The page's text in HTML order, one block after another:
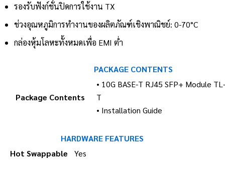
รองรับฟังก์ชั่นปิดการใช้งาน TX
ช่วงอุณหภูมิการทำงานของผลิตภัณฑ์เชิงพาณิชย์: 0-70°C
กล่องหุ้มโลหะทั้งหมดเพื่อ EMI ต่ำ
PACKAGE CONTENTS
Package Contents
• 10G BASE-T RJ45 SFP+ Module
T
• Installation Guide
HARDWARE FEATURES
Hot Swappable
Yes